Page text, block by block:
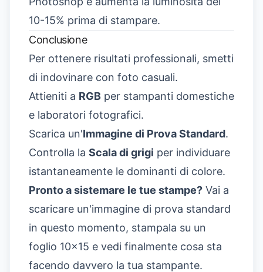
10-15% prima di stampare.
Conclusione
Per ottenere risultati professionali, smetti
di indovinare con foto casuali.
Attieniti a RGB per stampanti domestiche
e laboratori fotografici.
Scarica un'Immagine di Prova Standard.
Controlla la Scala di grigi per individuare
istantaneamente le dominanti di colore.
Pronto a sistemare le tue stampe? Vai a
scaricare un'immagine di prova standard
in questo momento, stampala su un
foglio 10x15 e vedi finalmente cosa sta
facendo davvero la tua stampante.